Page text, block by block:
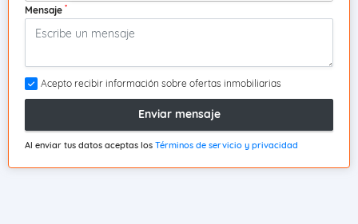
Mensaje *
Acepto recibir información sobre ofertas inmobiliarias
Enviar mensaje
Al enviar tus datos aceptas los Términos de servicio y privacidad